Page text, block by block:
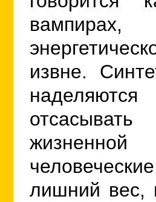
извне.
жизненной
лишний вес,